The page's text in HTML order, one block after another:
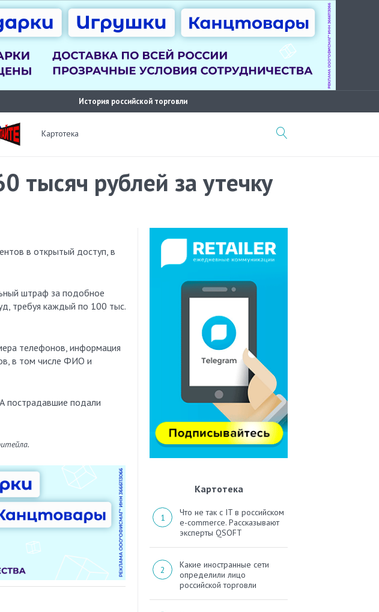
История российской торговли
Картотека
тысяч рублей за утечку
штраф за подобное
требуя каждый по 100 тыс.
телефонов, информация
в том числе ФИО и
пострадавшие подали
Картотека
Что не так с IT в российском
e-commerce. Рассказывают
эксперты QSOFT
Какие иностранные сети
определили лицо
российской торговли